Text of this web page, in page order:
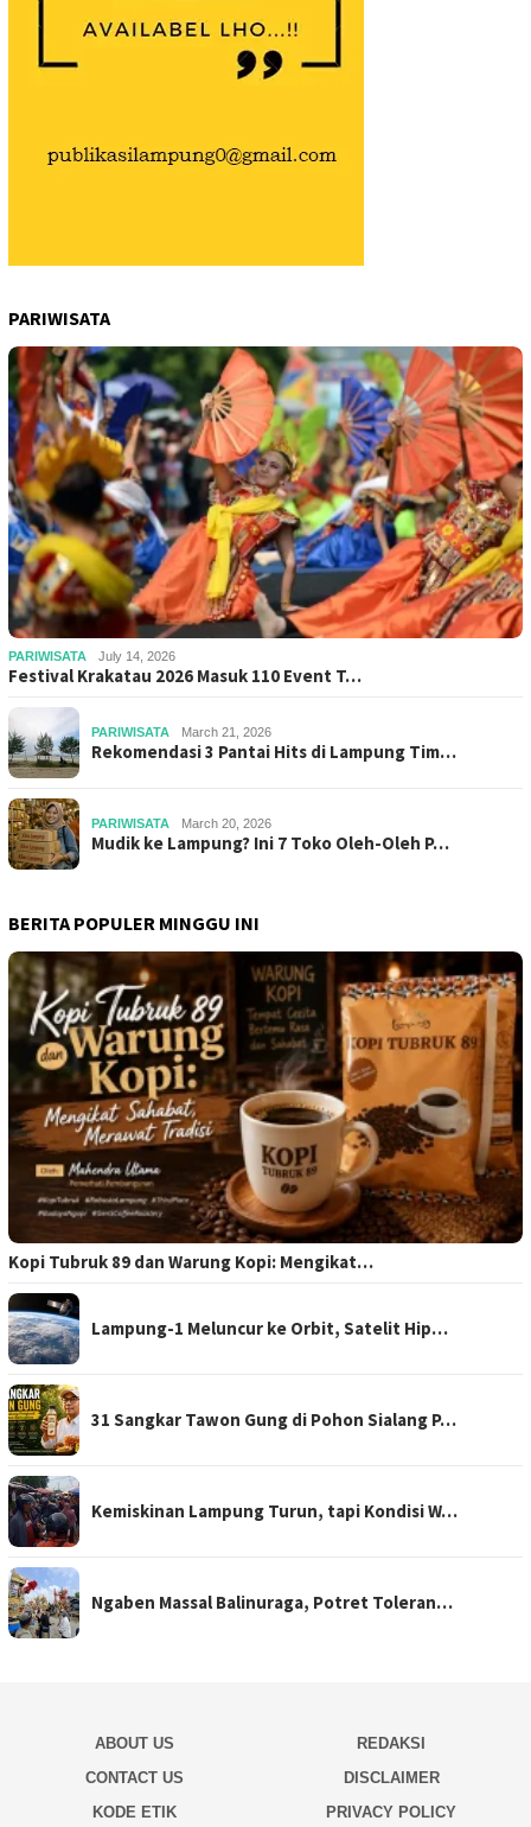
PARIWISATA
PARIWISATA July 14, 2026
Festival Krakatau 2026 Masuk 110 Event T…
PARIWISATA March 21, 2026
Rekomendasi 3 Pantai Hits di Lampung Tim…
PARIWISATA March 20, 2026
Mudik ke Lampung? Ini 7 Toko Oleh-Oleh P…
BERITA POPULER MINGGU INI
Kopi Tubruk 89 dan Warung Kopi: Mengikat…
Lampung-1 Meluncur ke Orbit, Satelit Hip…
31 Sangkar Tawon Gung di Pohon Sialang P…
Kemiskinan Lampung Turun, tapi Kondisi W…
Ngaben Massal Balinuraga, Potret Toleran…
ABOUT US
REDAKSI
CONTACT US
DISCLAIMER
KODE ETIK
PRIVACY POLICY